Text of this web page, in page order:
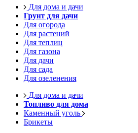
Для дома и дачи
Грунт для дачи
Для огорода
Для растений
Для теплиц
Для газона
Для дачи
Для сада
Для озеленения
Для дома и дачи
Топливо для дома
Каменный уголь
Брикеты